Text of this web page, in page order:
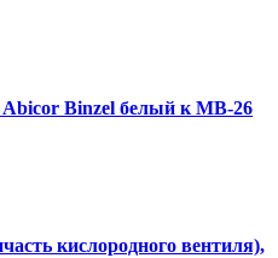
Abicor Binzel белый к MB-26
кислородного вентиля),